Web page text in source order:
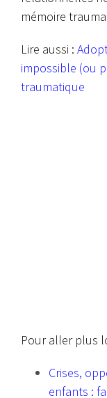
mémoire
Lire aussi :
impossible (ou
traumatique
Pour aller plus
Crises,
enfants :